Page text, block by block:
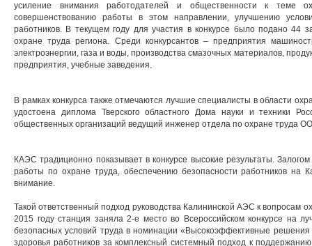
усиление внимания работодателей и общественности к теме
совершенствованию работы в этом направлении, улучшению
работников. В текущем году для участия в конкурсе было подано 44
охране труда региона. Среди конкурсантов – предприятия
электроэнергии, газа и воды, производства смазочных материалов,
предприятия, учебные заведения.
В рамках конкурса также отмечаются лучшие специалисты в области
удостоена диплома Тверского областного Дома науки и техники
общественных организаций ведущий инженер отдела по охране труда
КАЭС традиционно показывает в конкурсе высокие результаты.
работы по охране труда, обеспечению безопасности работников на
внимание.
Такой ответственный подход руководства Калининской АЭС к вопросам
2015 году станция заняла 2-е место во Всероссийском конкурсе на
безопасных условий труда в номинации «Высокоэффективные
здоровья работников за комплексный системный подход к